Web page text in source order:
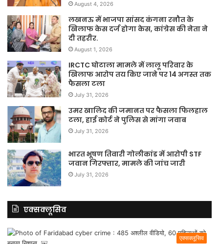
August 4, 2026
लखनऊ में भाजपा सांसद कंगना रनौत के
खिलाफ केस दर्ज होगा केस, कांग्रेस की नेता ने
दी तहरीर.
August 1, 2026
IRCTC घोटाला मामले में लालू परिवार के
खिलाफ आरोप तय किए जाने पर 14 अगस्त तक
फैसला टला
July 31, 2026
उमर खालिद की जमानत पर फैसला फिलहाल
टला, हाई कोर्ट ने पुलिस से मांगा जवाब
July 31, 2026
भारत भूषण तिवारी गोलीकांड में आरोपी STF
जवान गिरफ्तार, मामले की जांच जारी
July 31, 2026
एक्सक्लूसिव
एक्सक्लूसिव